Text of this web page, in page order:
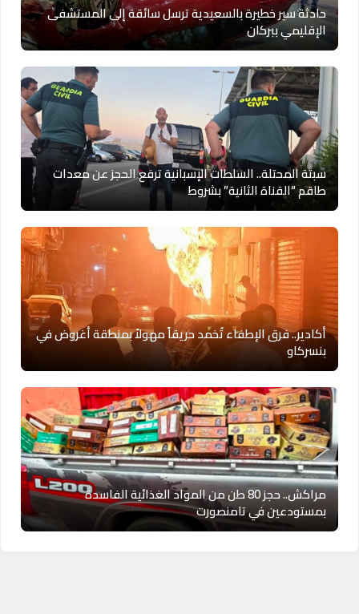
حادثة سير خطيرة بالسعيدية ترسل سائقة إلى المستشفى
الإقليمي ببركان
سبتة المحتلة.. السلطات الإسبانية ترفع الحجز عن معدات
طاقم “القناة الثانية” بشروط
أكادير.. فرق الإطفاء تُخمد حريقاً مهولاً بمنطقة أغروض في
بنسركاو
مراكش.. حجز 80 طن من المواد الغذائية الفاسدة
بمستودعين في تامنصورت